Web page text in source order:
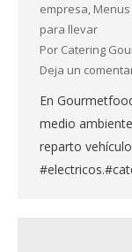
empresa,
para llevar
Por Catering
Deja un
En
medio
reparto